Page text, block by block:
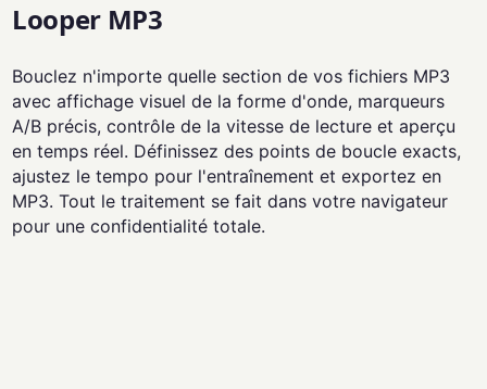
Looper MP3
Bouclez n'importe quelle section de vos fichiers MP3
avec affichage visuel de la forme d'onde, marqueurs
A/B précis, contrôle de la vitesse de lecture et aperçu
en temps réel. Définissez des points de boucle exacts,
ajustez le tempo pour l'entraînement et exportez en
MP3. Tout le traitement se fait dans votre navigateur
pour une confidentialité totale.